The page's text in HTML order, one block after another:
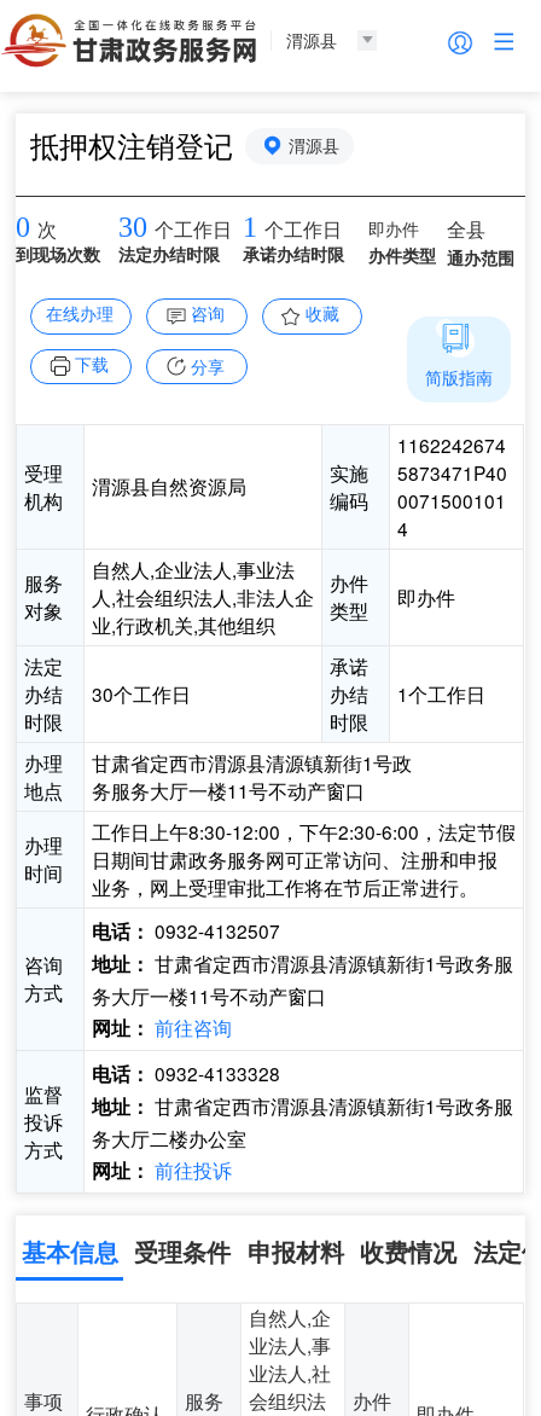
渭源县
抵押权注销登记 渭源县
0 次
到现场次数
30 个工作日
法定办结时限
1 个工作日
承诺办结时限
即办件
办件类型
全县
通办范围
在线办理 咨询 收藏
下载 分享
受理
机构
渭源县自然资源局
实施
编码
1162242674
5873471P40
0071500101
4
服务
对象
自然人,企业法人,事业法
人,社会组织法人,非法人企
业,行政机关,其他组织
办件
类型
即办件
法定
办结
时限
30个工作日
承诺
办结
时限
1个工作日
办理
地点
甘肃省定西市渭源县清源镇新街1号政
务服务大厅一楼11号不动产窗口
办理
时间
工作日上午8:30-12:00，下午2:30-6:00，法定节假
日期间甘肃政务服务网可正常访问、注册和申报
业务，网上受理审批工作将在节后正常进行。
咨询
方式
电话： 0932-4132507
地址： 甘肃省定西市渭源县清源镇新街1号政务服
务大厅一楼11号不动产窗口
网址： 前往咨询
监督
投诉
方式
电话： 0932-4133328
地址： 甘肃省定西市渭源县清源镇新街1号政务服
务大厅二楼办公室
网址： 前往投诉
简版指南
基本信息 受理条件 申报材料 收费情况 法定
事项
服务
自然人,企
业法人,事
业法人,社
会组织法
办件